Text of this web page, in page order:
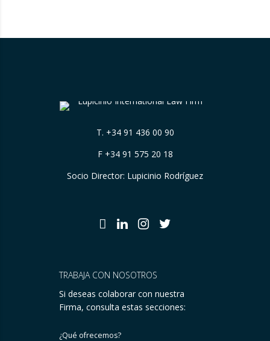
T. +34 91 436 00 90
F +34 91 575 20 18
Socio Director: Lupicinio Rodríguez
TRABAJA CON NOSOTROS
Si deseas colaborar con nuestra
Firma, consulta estas secciones:
¿Qué ofrecemos?